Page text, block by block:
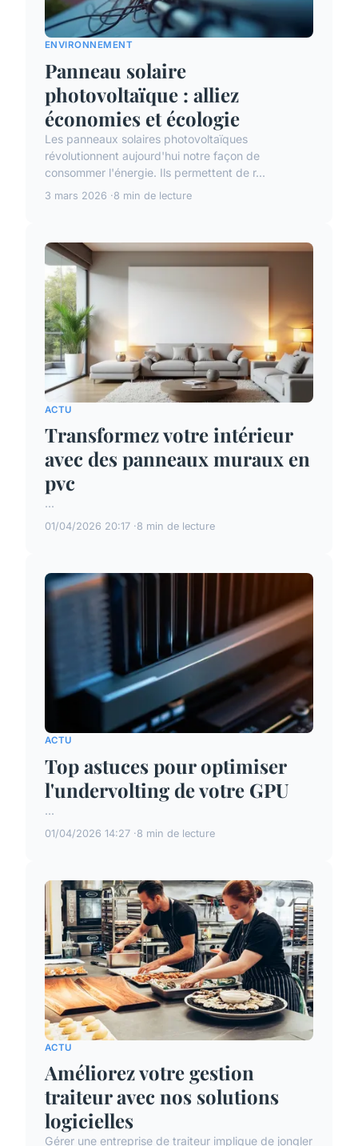
ENVIRONNEMENT
Panneau solaire
photovoltaïque : alliez
économies et écologie
Les panneaux solaires photovoltaïques
révolutionnent aujourd'hui notre façon de
consommer l'énergie. Ils permettent de r...
3 mars 2026 8 min de lecture
ACTU
Transformez votre intérieur
avec des panneaux muraux en
pvc
...
01/04/2026 20:17 8 min de lecture
ACTU
Top astuces pour optimiser
l'undervolting de votre GPU
...
01/04/2026 14:27 8 min de lecture
ACTU
Améliorez votre gestion
traiteur avec nos solutions
logicielles
Gérer une entreprise de traiteur implique de jongler